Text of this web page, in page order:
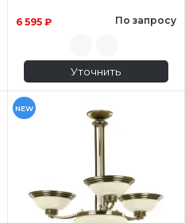
6 595 ₽ По запросу
Уточнить
NEW